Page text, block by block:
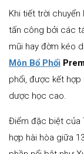
Khi tiết trời chuyển
tấn công bởi các
mũi hay đờm kéo
Môn Bổ Phổi
phổi, được kết
dược học cao.
Điểm đặc biệt của
hợp hài hòa giữa